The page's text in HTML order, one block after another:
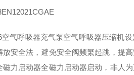
呼吸器充气泵空气呼吸器压缩机设
安全法，避免安全阀频繁起跳，提
磁力启动器全磁力启动器启动，非人